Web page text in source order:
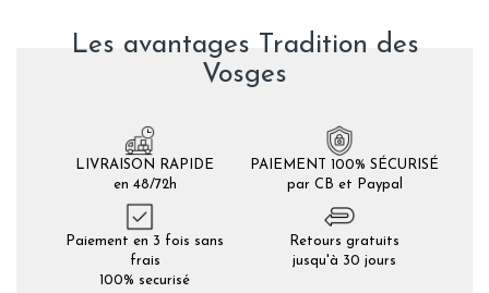
Les avantages Tradition des
Vosges
LIVRAISON RAPIDE
en 48/72h
PAIEMENT 100% SÉCURISÉ
par CB et Paypal
Paiement en 3 fois sans
frais
100% securisé
Retours gratuits
jusqu'à 30 jours